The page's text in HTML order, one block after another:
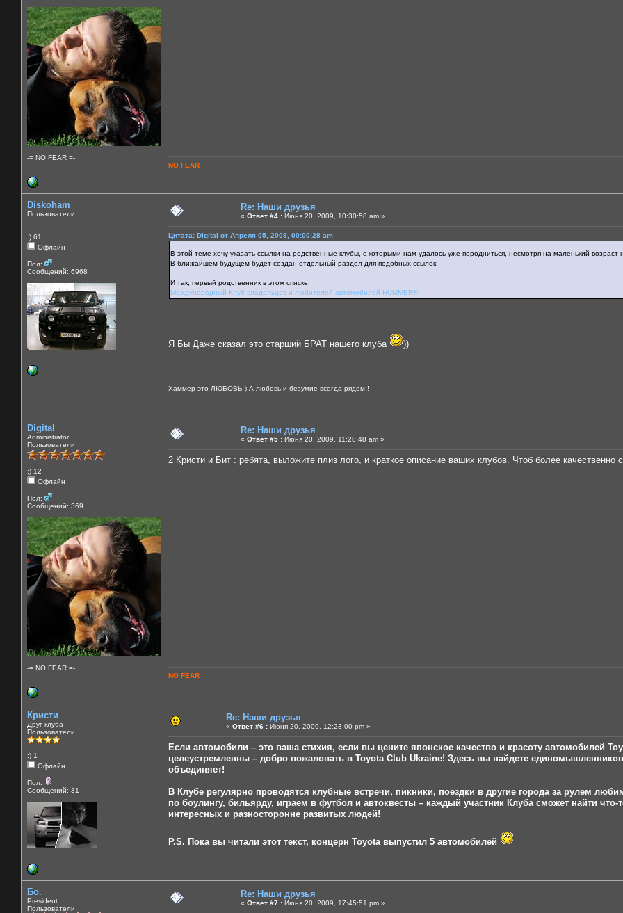
-= NO FEAR =-
NO FEAR
Diskoham
Пользователи
:) 61
Офлайн
Пол:
Сообщений: 6968
Re: Наши друзья
« Ответ #4 : Июня 20, 2009, 10:30:58 am »
Цитата: Digital от Апреля 05, 2009, 00:00:28 am
В этой теме хочу указать ссылки на родственные клубы, с которыми нам удалось уже породниться, несмотря на маленький возраст
В ближайшем будущем будет создан отдельный раздел для подобных ссылок.
И так, первый родственник в этом списке:
Международный Клуб владельцев и любителей автомобилей HUMMER®
Я Бы Даже сказал это старший БРАТ нашего клуба ))
Хаммер это ЛЮБОВЬ ) А любовь и безумие всегда рядом !
Digital
Administrator
Пользователи
:) 12
Офлайн
Пол:
Сообщений: 369
-= NO FEAR =-
Re: Наши друзья
« Ответ #5 : Июня 20, 2009, 11:28:48 am »
2 Кристи и Бит : ребята, выложите плиз лого, и краткое описание ваших клубов. Чтоб более
NO FEAR
Кристи
Друг клуба
Пользователи
:) 1
Офлайн
Пол:
Сообщений: 31
Re: Наши друзья
« Ответ #6 : Июня 20, 2009, 12:23:00 pm »
Если автомобили – это ваша стихия, если вы цените японское качество и красоту автомобилей
целеустремленны – добро пожаловать в Toyota Club Ukraine! Здесь вы найдете
объединяет!
В Клубе регулярно проводятся клубные встречи, пикники, поездки в другие города за рулем
по боулингу, бильярду, играем в футбол и автоквесты – каждый участник Клуба сможет найти
интересных и разносторонне развитых людей!
P.S. Пока вы читали этот текст, концерн Toyota выпустил 5 автомобилей
Бо.
President
Пользователи
Re: Наши друзья
« Ответ #7 : Июня 20, 2009, 17:45:51 pm »